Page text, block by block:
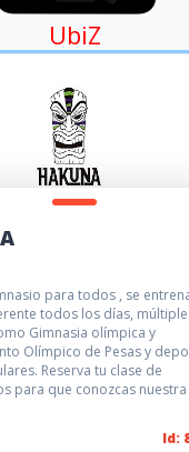
UbiZ
para todos , se
todos los días,
Gimnasia olímpica y
Olímpico de Pesas y
Reserva tu clase de
para que conozcas nuestra
Id: